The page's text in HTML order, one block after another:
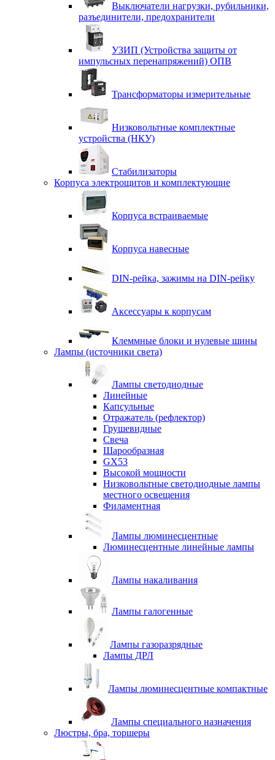
Выключатели нагрузки, рубильники,
разъединители, предохранители
УЗИП (Устройства защиты от
импульсных перенапряжений) ОПВ
Трансформаторы измерительные
Низковольтные комплектные
устройства (НКУ)
Стабилизаторы
Корпуса электрощитов и комплектующие
Корпуса встраиваемые
Корпуса навесные
DIN-рейка, зажимы на DIN-рейку
Аксессуары к корпусам
Клеммные блоки и нулевые шины
Лампы (источники света)
Лампы светодиодные
Линейные
Капсульные
Отражатель (рефлектор)
Грушевидные
Свеча
Шарообразная
GX53
Высокой мощности
Низковольтные светодиодные лампы
местного освещения
Филаментная
Лампы люминесцентные
Люминесцентные линейные лампы
Лампы накаливания
Лампы галогенные
Лампы газоразрядные
Лампы ДРЛ
Лампы люминесцентные компактные
Лампы специального назначения
Люстры, бра, торшеры